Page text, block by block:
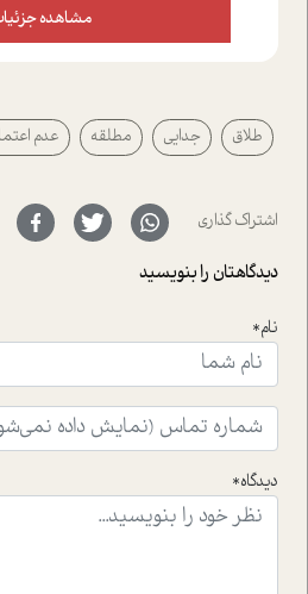
علیخواه، جامعه شناس در بخش
از دریچه های گوناگون به این
پیرامون آن آشنا می کند.در بخش دو
رفته ایم که موفقیت را در عمل به
حمیدرضا محتشمی که بیست و
سر نهاده است و نیز کرامت عزیز
با رکاب زدن در بیش از هفتاد کشور
حمایت از محیط زیست و منابع
است.فصل روایت اجنبی ها در این
ای که به زندگی شگفت انگیز جین
ایشان در حوزه ی شامپانزه ها بر
افکنده
واقعی در ارتباط با اختلال شخصیت
راهکارهای حل آن قرار می دهد که در
موثرترین راهکارهای استفاده از
مشاهده
طلاق جدایی مطلقه عدم
اشتراک گذاری
دیدگاهتان را بنویسید
نام*
دیدگاه*